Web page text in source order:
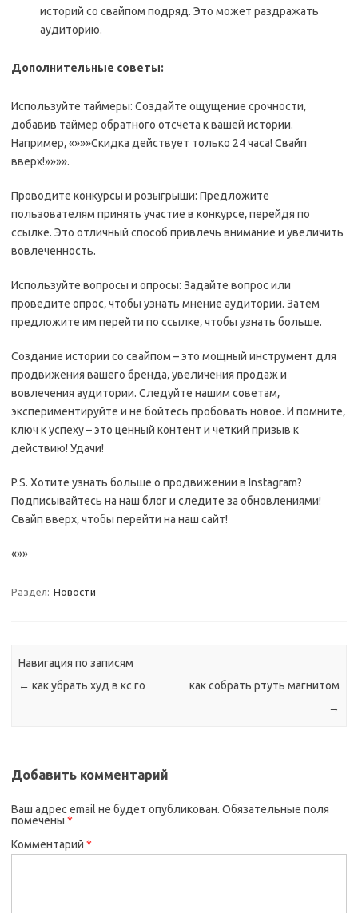
историй со свайпом подряд. Это может раздражать
аудиторию.
Дополнительные советы:
Используйте таймеры: Создайте ощущение срочности‚
добавив таймер обратного отсчета к вашей истории.
Например‚ «»»»Скидка действует только 24 часа! Свайп
вверх!»»»».
Проводите конкурсы и розыгрыши: Предложите
пользователям принять участие в конкурсе‚ перейдя по
ссылке. Это отличный способ привлечь внимание и увеличить
вовлеченность.
Используйте вопросы и опросы: Задайте вопрос или
проведите опрос‚ чтобы узнать мнение аудитории. Затем
предложите им перейти по ссылке‚ чтобы узнать больше.
Создание истории со свайпом – это мощный инструмент для
продвижения вашего бренда‚ увеличения продаж и
вовлечения аудитории. Следуйте нашим советам‚
экспериментируйте и не бойтесь пробовать новое. И помните‚
ключ к успеху – это ценный контент и четкий призыв к
действию! Удачи!
P.S. Хотите узнать больше о продвижении в Instagram?
Подписывайтесь на наш блог и следите за обновлениями!
Свайп вверх‚ чтобы перейти на наш сайт!
«»»
Раздел: Новости
Навигация по записям
← как убрать худ в кс го
как собрать ртуть магнитом
→
Добавить комментарий
Ваш адрес email не будет опубликован. Обязательные поля
помечены *
Комментарий *